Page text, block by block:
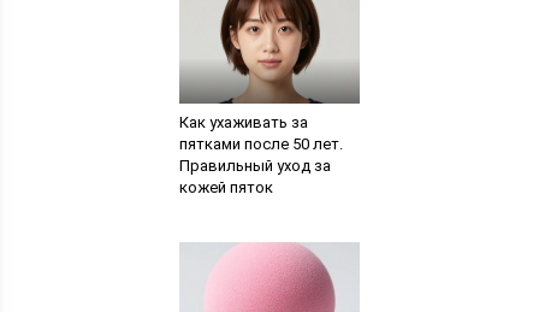
Как ухаживать за
пятками после 50 лет.
Правильный уход за
кожей пяток